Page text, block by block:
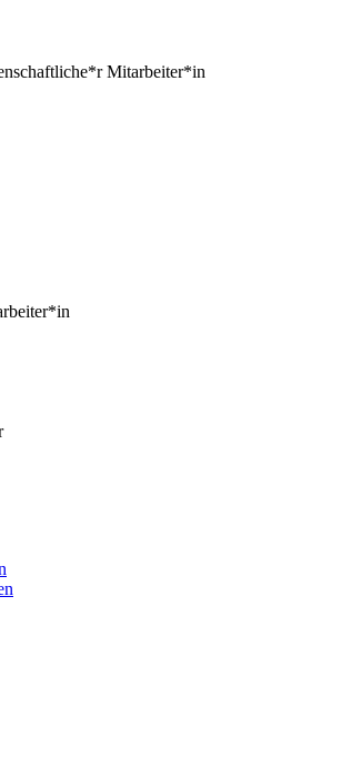
Mitarbeiter*in